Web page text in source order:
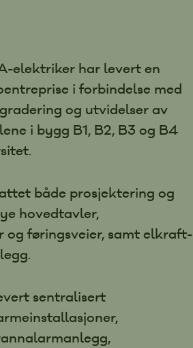
elektriker har levert en
i forbindelse med
og utvidelser av
i bygg B1, B2, B3 og B4
både prosjektering og
hovedtavler,
og føringsveier, samt elkraft-
sentralisert